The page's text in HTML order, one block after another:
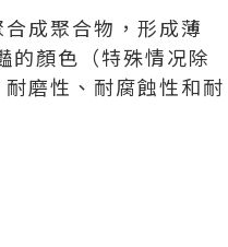
成聚合物，形成薄
的顏色（特殊情况除
磨性、耐腐蝕性和耐